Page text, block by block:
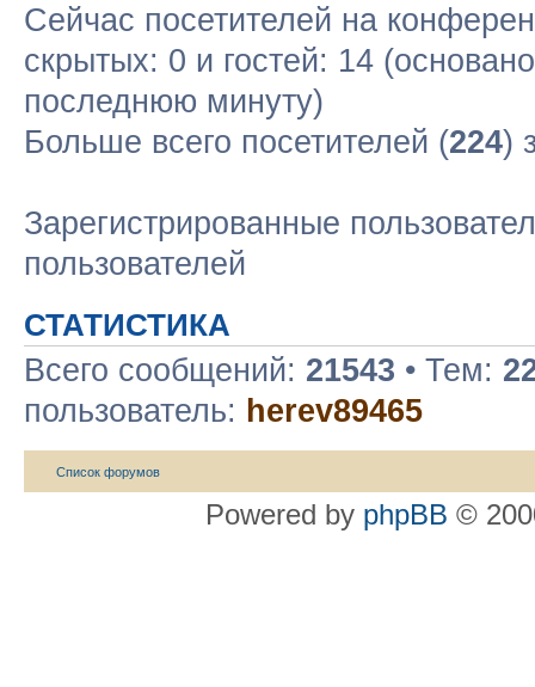
Сейчас посетителей на
скрытых: 0 и гостей: 14
последнюю минуту)
Больше всего посетителей (224)
Зарегистрированные
пользователей
СТАТИСТИКА
Всего сообщений: 21543 • Тем:
пользователь: herev89465
Список форумов
Powered by phpBB ©